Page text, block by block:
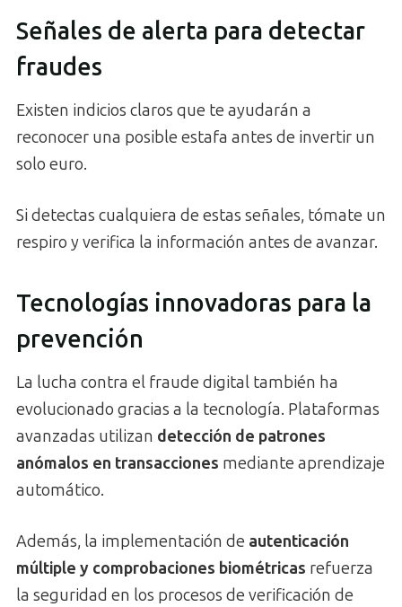
Señales de alerta para detectar
fraudes
Existen indicios claros que te ayudarán a
reconocer una posible estafa antes de invertir un
solo euro.
Si detectas cualquiera de estas señales, tómate un
respiro y verifica la información antes de avanzar.
Tecnologías innovadoras para la
prevención
La lucha contra el fraude digital también ha
evolucionado gracias a la tecnología. Plataformas
avanzadas utilizan detección de patrones
anómalos en transacciones mediante aprendizaje
automático.
Además, la implementación de autenticación
múltiple y comprobaciones biométricas refuerza
la seguridad en los procesos de verificación de